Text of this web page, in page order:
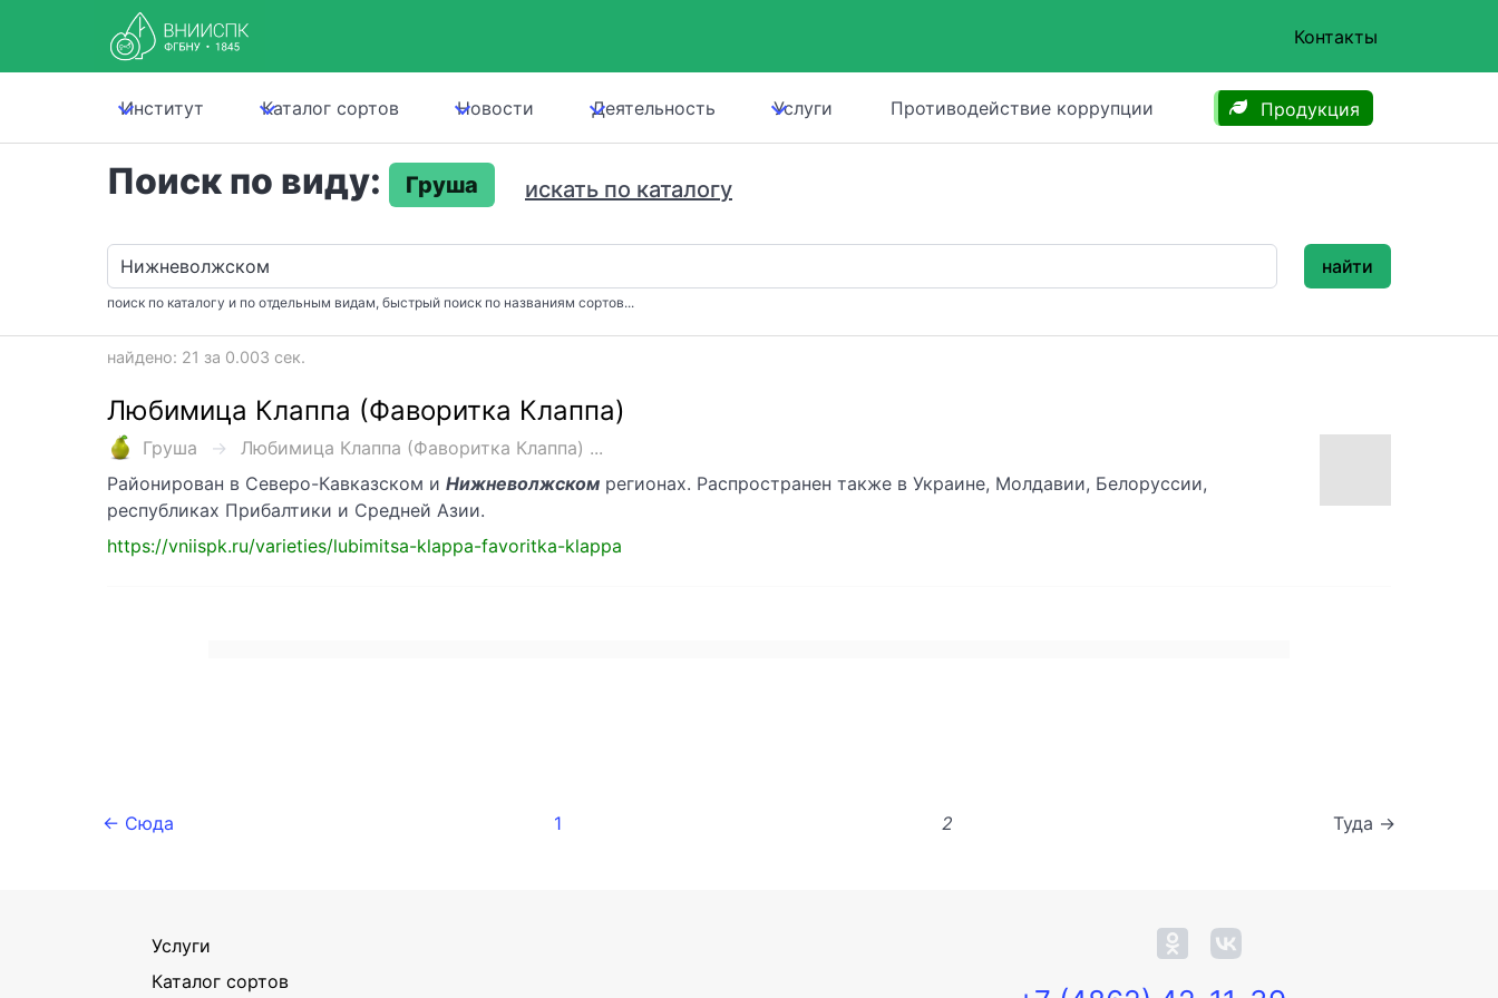
Контакты
Институт Каталог сортов Новости Деятельность Услуги Противодействие коррупции Продукция
Поиск по виду: Груша искать по каталогу
поиск по каталогу и по отдельным видам, быстрый поиск по названиям сортов...
найти
найдено: 21 за 0.003 сек.
Любимица Клаппа (Фаворитка Клаппа)
Груша
Любимица Клаппа (Фаворитка Клаппа) ...
Районирован в Северо-Кавказском и Нижневолжском регионах. Распространен также в Украине, Молдавии, Белоруссии,
республиках Прибалтики и Средней Азии.
https://vniispk.ru/varieties/lubimitsa-klappa-favoritka-klappa
← Сюда 1 2 Туда →
Услуги
Каталог сортов